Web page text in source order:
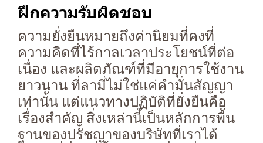
ฝึกความรับผิดชอบ
ความยั่งยืนหมายถึงค่านิยมที่คงที่
ความคิดที่ไร้กาลเวลาประโยชน์ที่ต่อ
เนื่อง และผลิตภัณฑ์ที่มีอายุการใช้งาน
ยาวนาน ที่ลามี่ไม่ใช่แค่คำมั่นสัญญา
เท่านั้น แต่แนวทางปฏิบัติที่ยั่งยืนคือ
เรื่องสำคัญ สิ่งเหล่านี้เป็นหลักการพื้น
ฐานของปรัชญาของบริษัทที่เราได้